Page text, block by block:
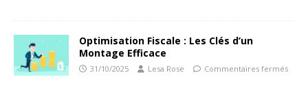
Optimisation Fiscale : Les Clés d’un
Montage Efficace
31/10/2025 Lesa Rose Commentaires fermés